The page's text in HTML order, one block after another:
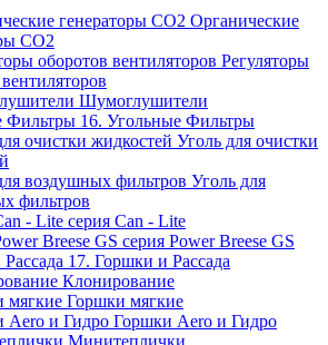
Органические
СО2
Регуляторы
Шумоглушители
16. Угольные Фильтры
Уголь для очистки
Уголь для
фильтров
серия Can - Lite
серия Power Breese GS
17. Горшки и Рассада
Клонирование
Горшки мягкие
Горшки Aero и Гидро
Минитеплички